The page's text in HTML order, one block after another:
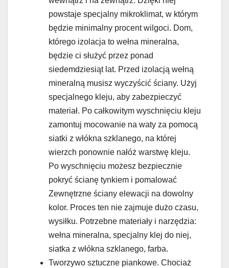
powstaje specjalny mikroklimat, w którym
będzie minimalny procent wilgoci. Dom,
którego izolacja to wełna mineralna,
będzie ci służyć przez ponad
siedemdziesiąt lat. Przed izolacją wełną
mineralną musisz wyczyścić ściany. Użyj
specjalnego kleju, aby zabezpieczyć
materiał. Po całkowitym wyschnięciu kleju
zamontuj mocowanie na waty za pomocą
siatki z włókna szklanego, na której
wierzch ponownie nałóż warstwę kleju.
Po wyschnięciu możesz bezpiecznie
pokryć ścianę tynkiem i pomalować
Zewnętrzne ściany elewacji na dowolny
kolor. Proces ten nie zajmuje dużo czasu,
wysiłku. Potrzebne materiały i narzędzia:
wełna mineralna, specjalny klej do niej,
siatka z włókna szklanego, farba.
Tworzywo sztuczne piankowe. Chociaż